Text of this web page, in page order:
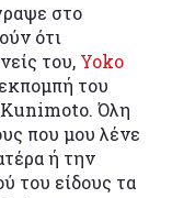
στο
ότι
του, Yoko
του
Όλη
που μου λένε
ή την
του είδους τα